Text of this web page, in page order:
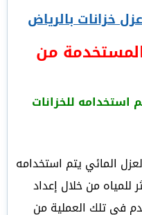
خزانات بالرياض
المستخدمة من
استخدامه للخزانات
المائي يتم استخدامه
للمياه من خلال إعداد
في تلك العملية من